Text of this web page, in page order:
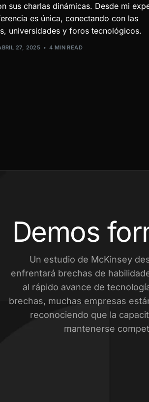
sus charlas dinámicas. Desde mi
es única, conectando con las
universidades y foros tecnológicos.
27, 2025 4 MIN READ
Demos
Un estudio de McKinsey
enfrentará brechas de
al rápido avance de
brechas, muchas empresas
reconociendo que la
mantenerse